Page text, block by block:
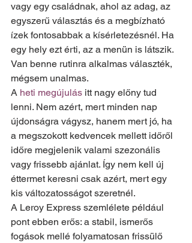
vagy egy családnak, ahol az adag, az
egyszerű választás és a megbízható
ízek fontosabbak a kísérletezésnél. Ha
egy hely ezt érti, az a menün is látszik.
Van benne rutinra alkalmas választék,
mégsem unalmas.
A heti megújulás itt nagy előny tud
lenni. Nem azért, mert minden nap
újdonságra vágysz, hanem mert jó, ha
a megszokott kedvencek mellett időről
időre megjelenik valami szezonális
vagy frissebb ajánlat. Így nem kell új
éttermet keresni csak azért, mert egy
kis változatosságot szeretnél.
A Leroy Express szemlélete például
pont ebben erős: a stabil, ismerős
fogások mellé folyamatosan frissülő